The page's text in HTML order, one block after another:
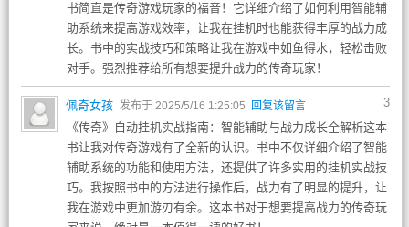
书简直是传奇游戏玩家的福音！它详细介绍了如何利用智能辅
助系统来提高游戏效率，让我在挂机时也能获得丰厚的战力成
长。书中的实战技巧和策略让我在游戏中如鱼得水，轻松击败
对手。强烈推荐给所有想要提升战力的传奇玩家！
3
佩奇女孩 发布于 2025/5/16 1:25:05 回复该留言
《传奇》自动挂机实战指南：智能辅助与战力成长全解析这本
书让我对传奇游戏有了全新的认识。书中不仅详细介绍了智能
辅助系统的功能和使用方法，还提供了许多实用的挂机实战技
巧。我按照书中的方法进行操作后，战力有了明显的提升，让
我在游戏中更加游刃有余。这本书对于想要提高战力的传奇玩